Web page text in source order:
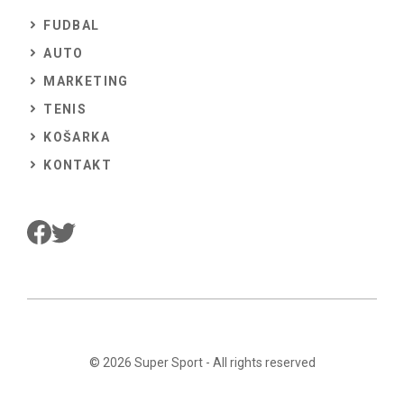
FUDBAL
AUTO
MARKETING
TENIS
KOŠARKA
KONTAKT
© 2026 Super Sport- All rights reserved